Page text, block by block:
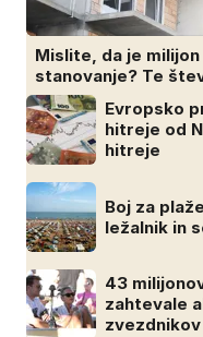
Mislite, da je
stanovanje? Te
Evropsko
hitreje od
hitreje
Boj za
ležalnik in
43
zahtevale
zvezdnikov